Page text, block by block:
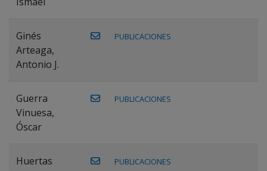
Ginés
Arteaga,
Antonio J.
PUBLICACIONES
Guerra
Vinuesa,
Óscar
PUBLICACIONES
Huertas
PUBLICACIONES